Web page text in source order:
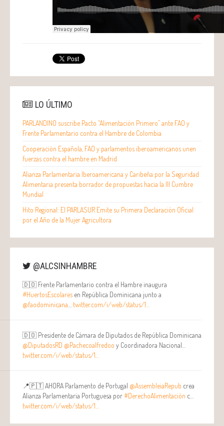
LO ÚLTIMO
PARLANDINO suscribe Pacto “Alimentación Primero” ante FAO y
Frente Parlamentario contra el Hambre de Colombia
Cooperación Española, FAO y parlamentos iberoamericanos unen
fuerzas contra el hambre en Madrid
Alianza Parlamentaria Iberoamericana y Caribeña por la Seguridad
Alimentaria presenta borrador de propuestas hacia la III Cumbre
Mundial
Hito Regional: El PARLASUR Emite su Primera Declaración Oficial
por el Año de la Mujer Agricultora
@ALCSINHAMBRE
🇩🇴 Frente Parlamentario contra el Hambre inaugura
#HuertosEscolares en República Dominicana junto a
@faodominicana
twitter.com/i/web/status/1…
🇩🇴 Presidente de Cámara de Diputados de República Dominicana
@DiputadosRD @Pachecoalfredoo y Coordinadora Nacional…
twitter.com/i/web/status/1…
📍🇵🇹 AHORA Parlamento de Portugal @AssembleiaRepub crea
Alianza Parlamentaria Portuguesa por#DerechoAlimentación c…
twitter.com/i/web/status/1…